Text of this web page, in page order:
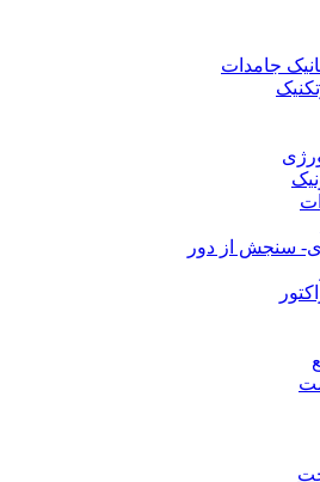
جامدات
سنجش از دور